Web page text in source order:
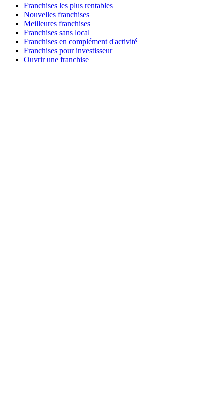
Franchises les plus rentables
Nouvelles franchises
Meilleures franchises
Franchises sans local
Franchises en complément d'activité
Franchises pour investisseur
Ouvrir une franchise